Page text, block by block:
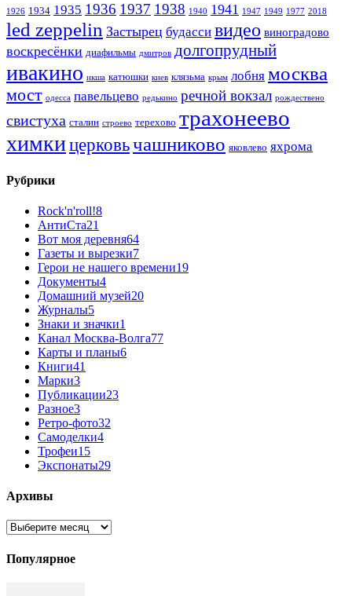
1926 1934 1935 1936 1937 1938 1940 1941 1947 1949 1977 2018
led zeppelin Застырец будасси видео виноградово
воскресёнки диафильмы дмитров долгопрудный
ивакино икша катюшки киев клязьма крым лобня москва
мост одесса павельцево редькино речной вокзал рождествено
свистуха сталин строево терехово трахонеево
химкицерковьчашниково яковлево яхрома
Рубрики
Rock'n'roll!8
АнтиСта21
Вот моя деревня64
Газеты и вырезки7
Герои не нашего времени19
Документы4
Домашний музей20
Журналы5
Знаки и значки1
Канал Москва-Волга77
Карты и планы6
Книги41
Марки3
Публикации23
Разное3
Ретро-фото32
Самоделки4
Трофеи15
Экспонаты29
Архивы
Архивы
Популярное